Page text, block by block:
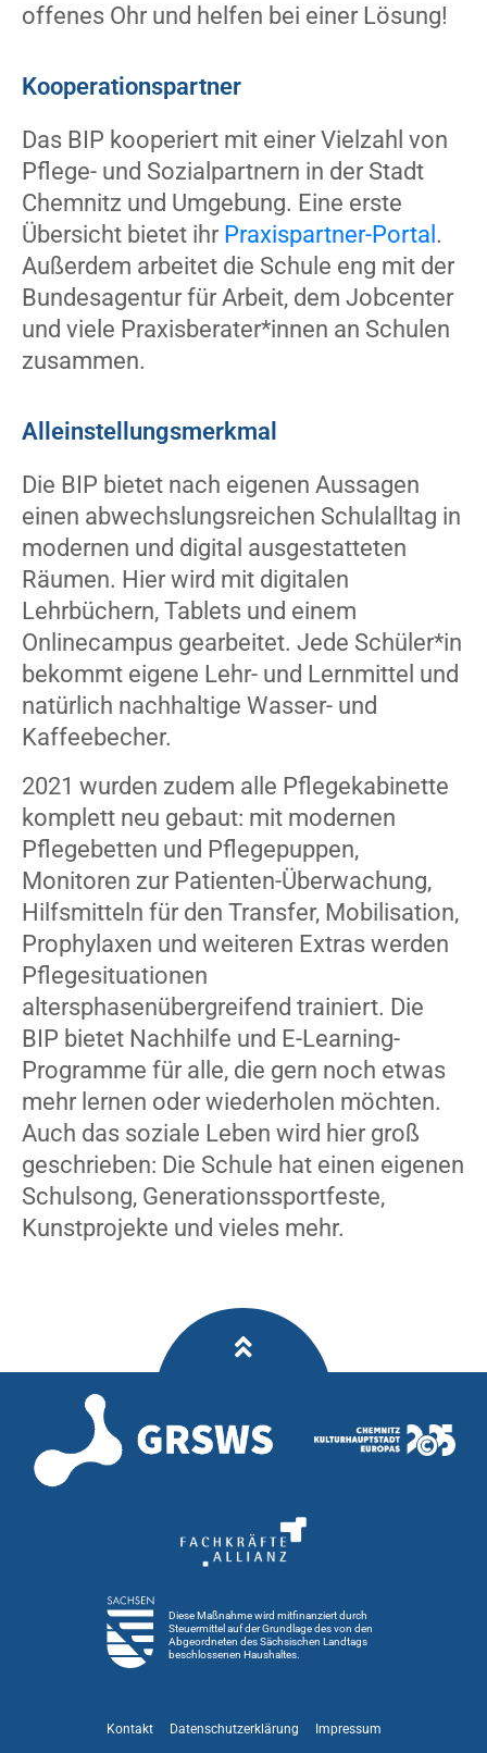
offenes Ohr und helfen bei einer Lösung!
Kooperationspartner
Das BIP kooperiert mit einer Vielzahl von
Pflege- und Sozialpartnern in der Stadt
Chemnitz und Umgebung. Eine erste
Übersicht bietet ihr Praxispartner-Portal.
Außerdem arbeitet die Schule eng mit der
Bundesagentur für Arbeit, dem Jobcenter
und viele Praxisberater*innen an Schulen
zusammen.
Alleinstellungsmerkmal
Die BIP bietet nach eigenen Aussagen
einen abwechslungsreichen Schulalltag in
modernen und digital ausgestatteten
Räumen. Hier wird mit digitalen
Lehrbüchern, Tablets und einem
Onlinecampus gearbeitet. Jede Schüler*in
bekommt eigene Lehr- und Lernmittel und
natürlich nachhaltige Wasser- und
Kaffeebecher.
2021 wurden zudem alle Pflegekabinette
komplett neu gebaut: mit modernen
Pflegebetten und Pflegepuppen,
Monitoren zur Patienten-Überwachung,
Hilfsmitteln für den Transfer, Mobilisation,
Prophylaxen und weiteren Extras werden
Pflegesituationen
altersphasenübergreifend trainiert. Die
BIP bietet Nachhilfe und E-Learning-
Programme für alle, die gern noch etwas
mehr lernen oder wiederholen möchten.
Auch das soziale Leben wird hier groß
geschrieben: Die Schule hat einen eigenen
Schulsong, Generationssportfeste,
Kunstprojekte und vieles mehr.
Diese Maßnahme wird mitfinanziert durch
Steuermittel auf der Grundlage des von den
Abgeordneten des Sächsischen Landtags
beschlossenen Haushaltes.
Kontakt Datenschutzerklärung Impressum